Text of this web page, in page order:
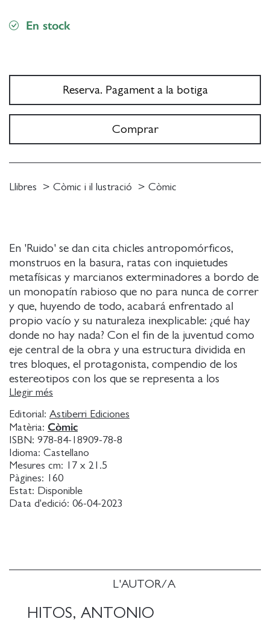
L'AUTOR/A
HITOS, ANTONIO
En 'Ruido' se dan cita chicles antropomórficos,
monstruos en la basura, ratas con inquietudes
metafísicas y marcianos exterminadores a bordo de
un monopatín rabioso que no para nunca de correr
y que, huyendo de todo, acabará enfrentado al
propio vacío y su naturaleza inexplicable: ¿qué hay
donde no hay nada? Con el fin de la juventud como
eje central de la obra y una estructura dividida en
tres bloques, el protagonista, compendio de los
estereotipos con los que se representa a los
adolescentes en ciertos iconos de la cultura popular,
se enfrentará a la problemática del vacío, de la
nada, y la imposibilidad de explicarla o delimitarla, y
verá las implicaciones metafóricas que esas ideas
tienen en su propia existencia.
'Ruido' es también para Antonio Hitos, después de
'Inercia' (Salamandra Graphic, 2014) y 'Materia'
(Astiberri, 2016), un punto de inflexión formal y la
respuesta a una búsqueda personal de los elementos
liberado.
Llegir més
Editorial: Astiberri Ediciones
Matèria: Còmic
ISBN: 978-84-18909-78-8
Idioma: Castellano
Mesures cm:
17 x 21.5
Pàgines:
160
Estat: Disponible
Data d'edició: 06-04-2023
En stock
Reserva. Pagament a la botiga
Comprar
Llibres Còmic i il lustració Còmic